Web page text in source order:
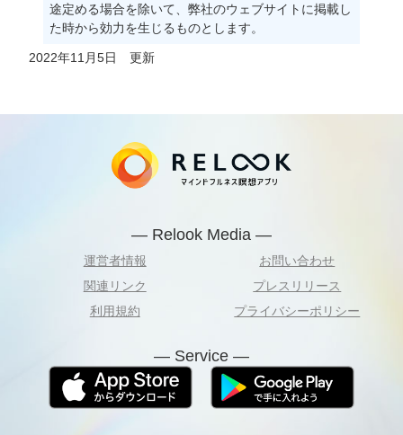
途定める場合を除いて、弊社のウェブサイトに掲載し
た時から効力を生じるものとします。
2022年11月5日 更新
— Relook Media —
運営者情報
お問い合わせ
関連リンク
プレスリリース
利用規約
プライバシーポリシー
— Service —